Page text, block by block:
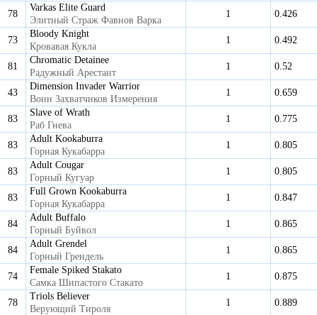
78
Varkas Elite Guard
Элитный Страж Фавнов Варка
1 0.426
73
Bloody Knight
Кровавая Кукла
1 0.492
81
Chromatic Detainee
Радужный Арестант
1 0.52
43
Dimension Invader Warrior
Воин Захватчиков Измерения
1 0.659
83
Slave of Wrath
Раб Гнева
1 0.775
83
Adult Kookaburra
Горная Кукабарра
1 0.805
83
Adult Cougar
Горный Кугуар
1 0.805
83
Full Grown Kookaburra
Горная Кукабарра
1 0.847
84
Adult Buffalo
Горный Буйвол
1 0.865
84
Adult Grendel
Горный Грендель
1 0.865
74
Female Spiked Stakato
Самка Шипастого Стакато
1 0.875
78
Triols Believer
Верующий Тироля
1 0.889